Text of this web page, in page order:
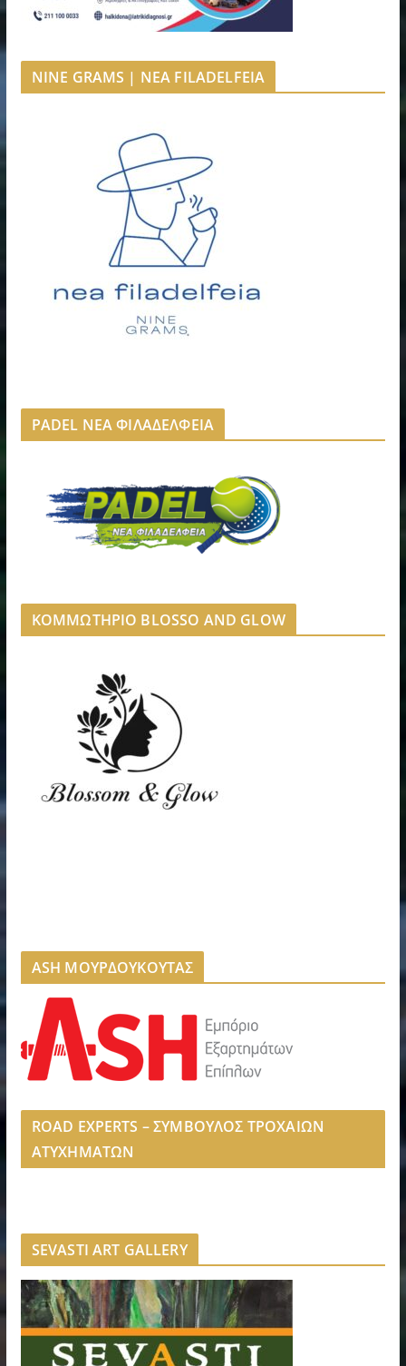
NINE GRAMS | NEA FILADELFEIA
PADEL ΝΕΑ ΦΙΛΑΔΕΛΦΕΙΑ
ΚΟΜΜΩΤΗΡΙΟ BLOSSO AND GLOW
ASH ΜΟΥΡΔΟΥΚΟΥΤΑΣ
ROAD EXPERTS – ΣΥΜΒΟΥΛΟΣ ΤΡΟΧΑΙΩΝ
ΑΤΥΧΗΜΑΤΩΝ
SEVASTI ART GALLERY